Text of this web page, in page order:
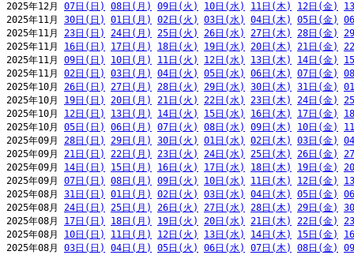
2025年12月 07日(日) 08日(月) 09日(火) 10日(水) 11日(木) 12日(金)
2025年11月 30日(日) 01日(月) 02日(火) 03日(水) 04日(木) 05日(金)
2025年11月 23日(日) 24日(月) 25日(火) 26日(水) 27日(木) 28日(金)
2025年11月 16日(日) 17日(月) 18日(火) 19日(水) 20日(木) 21日(金)
2025年11月 09日(日) 10日(月) 11日(火) 12日(水) 13日(木) 14日(金)
2025年11月 02日(日) 03日(月) 04日(火) 05日(水) 06日(木) 07日(金)
2025年10月 26日(日) 27日(月) 28日(火) 29日(水) 30日(木) 31日(金)
2025年10月 19日(日) 20日(月) 21日(火) 22日(水) 23日(木) 24日(金)
2025年10月 12日(日) 13日(月) 14日(火) 15日(水) 16日(木) 17日(金)
2025年10月 05日(日) 06日(月) 07日(火) 08日(水) 09日(木) 10日(金)
2025年09月 28日(日) 29日(月) 30日(火) 01日(水) 02日(木) 03日(金)
2025年09月 21日(日) 22日(月) 23日(火) 24日(水) 25日(木) 26日(金)
2025年09月 14日(日) 15日(月) 16日(火) 17日(水) 18日(木) 19日(金)
2025年09月 07日(日) 08日(月) 09日(火) 10日(水) 11日(木) 12日(金)
2025年08月 31日(日) 01日(月) 02日(火) 03日(水) 04日(木) 05日(金)
2025年08月 24日(日) 25日(月) 26日(火) 27日(水) 28日(木) 29日(金)
2025年08月 17日(日) 18日(月) 19日(火) 20日(水) 21日(木) 22日(金)
2025年08月 10日(日) 11日(月) 12日(火) 13日(水) 14日(木) 15日(金)
2025年08月 03日(日) 04日(月) 05日(火) 06日(水) 07日(木) 08日(金)